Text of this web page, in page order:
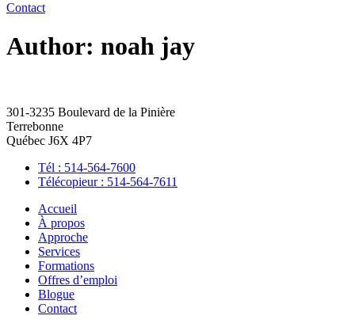
Contact
Author: noah jay
301-3235 Boulevard de la Pinière
Terrebonne
Québec J6X 4P7
Tél : 514-564-7600
Télécopieur : 514-564-7611
Accueil
À propos
Approche
Services
Formations
Offres d’emploi
Blogue
Contact